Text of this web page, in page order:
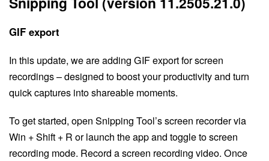
GIF export
In this update, we are adding GIF export for screen
recordings – designed to boost your productivity and turn
quick captures into shareable moments.
To get started, open Snipping Tool’s screen recorder via
Win + Shift + R or launch the app and toggle to screen
recording mode. Record a screen recording video. Once